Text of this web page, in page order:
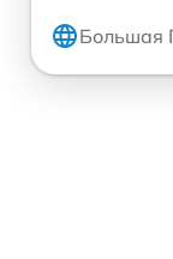
Большая